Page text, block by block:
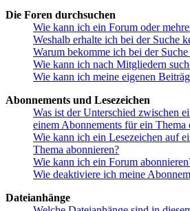
Die Foren durchsuchen
Wie kann ich ein Forum oder
Weshalb erhalte ich bei der Suche
Warum bekomme ich bei der Suche
Wie kann ich nach Mitgliedern
Wie kann ich meine eigenen
Abonnements und Lesezeichen
Was ist der Unterschied zwischen
einem Abonnements für ein Thema
Wie kann ich ein Lesezeichen auf
Thema abonnieren?
Wie kann ich ein Forum
Wie deaktiviere ich meine
Dateianhänge